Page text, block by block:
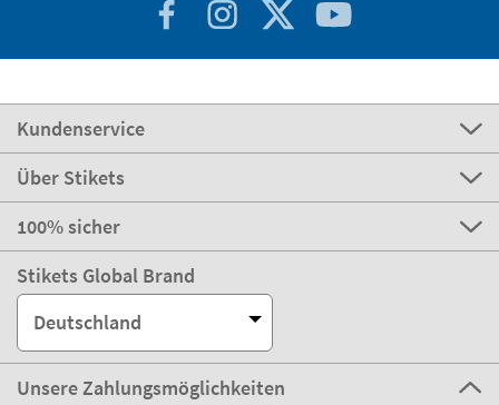
Kundenservice
Über Stikets
100% sicher
Stikets Global Brand
Deutschland
Unsere Zahlungsmöglichkeiten